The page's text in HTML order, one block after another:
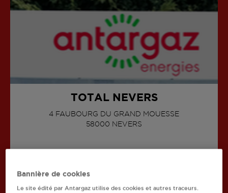
TOTAL NEVERS
4 FAUBOURG DU GRAND MOUESSE
58000 NEVERS
AFFICHER LE TÉLÉPHONE
Bannière de cookies
Le site édité par Antargaz utilise des cookies et autres traceurs.